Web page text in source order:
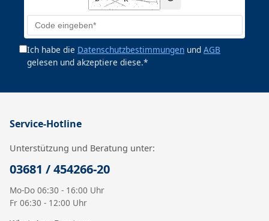
Ich habe die Datenschutzbestimmungen und AGB
gelesen und akzeptiere diese.*
Service-Hotline
Unterstützung und Beratung unter:
03681 / 454266-20
Mo-Do 06:30 - 16:00 Uhr
Fr 06:30 - 12:00 Uhr